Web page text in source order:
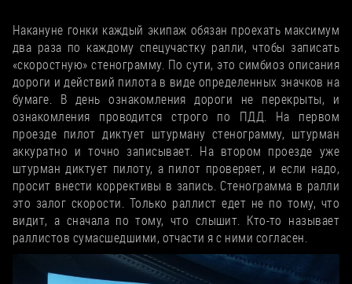
Накануне гонки каждый экипаж обязан проехать максимум
два раза по каждому спецучастку ралли, чтобы записать
«скоростную» стенограмму. По сути, это симбиоз описания
дороги и действий пилота в виде определенных значков на
бумаге. В день ознакомления дороги не перекрыты, и
ознакомления проводится строго по ПДД. На первом
проезде пилот диктует штурману стенограмму, штурман
аккуратно и точно записывает. На втором проезде уже
штурман диктует пилоту, а пилот проверяет, и если надо,
просит внести коррективы в запись. Стенограмма в ралли
это залог скорости. Только раллист едет не по тому, что
видит, а сначала по тому, что слышит. Кто-то называет
раллистов сумасшедшими, отчасти я с ними согласен.